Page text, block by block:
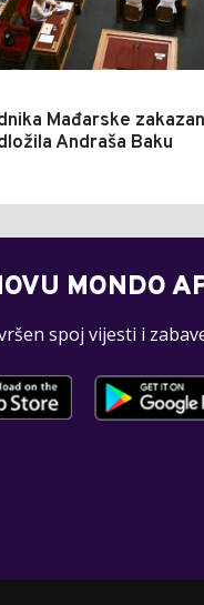
Mađarske zakazan
Andraša Baku
MONDO
spoj vijesti i